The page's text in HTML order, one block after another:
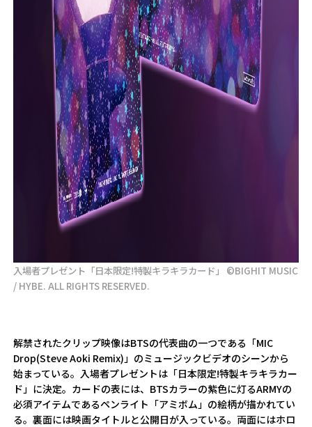
入場者プレゼント「日本限定!特製キラキラカード」 ©BIGHIT MUSIC
/ HYBE. ALL RIGHTS RESERVED.
解禁されたクリップ映像はBTSの代表曲の一つである「MIC
Drop(Steve Aoki Remix)」のミュージックビデオのシーンから
始まっている。入場者プレゼントは「日本限定!特製キラキラカー
ド」に決定。カードの表には、BTSカラーの紫色に灯るARMYの
必須アイテムであるペンライト「アミボム」の絵柄が描かれてい
る。裏面には映画タイトルと公開日が入っている。両面にはホロ